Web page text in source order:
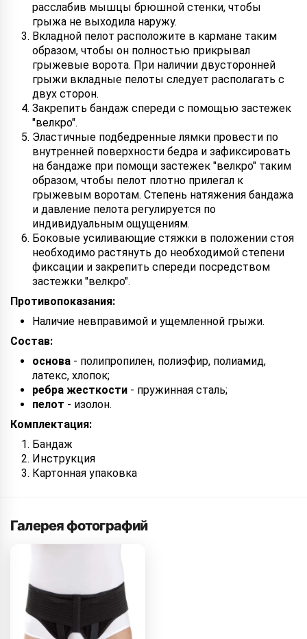
расслабив мышцы брюшной стенки, чтобы
грыжа не выходила наружу.
Вкладной пелот расположите в кармане таким
образом, чтобы он полностью прикрывал
грыжевые ворота. При наличии двусторонней
грыжи вкладные пелоты следует располагать с
двух сторон.
Закрепить бандаж спереди с помощью застежек
"велкро".
Эластичные подбедренные лямки провести по
внутренней поверхности бедра и зафиксировать
на бандаже при помощи застежек "велкро" таким
образом, чтобы пелот плотно прилегал к
грыжевым воротам. Степень натяжения бандажа
и давление пелота регулируется по
индивидуальным ощущениям.
Боковые усиливающие стяжки в положении стоя
необходимо растянуть до необходимой степени
фиксации и закрепить спереди посредством
застежки "велкро".
Противопоказания:
Наличие невправимой и ущемленной грыжи.
Состав:
основа - полипропилен, полиэфир, полиамид,
латекс, хлопок;
ребра жесткости - пружинная сталь;
пелот - изолон.
Комплектация:
Бандаж
Инструкция
Картонная упаковка
Галерея фотографий